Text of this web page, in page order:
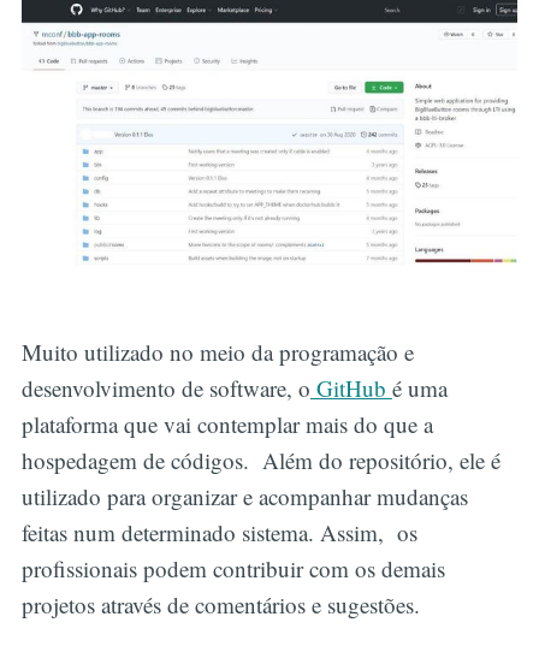
Muito utilizado no meio da programação e
desenvolvimento de software, o GitHub é uma
plataforma que vai contemplar mais do que a
hospedagem de códigos. Além do repositório, ele é
utilizado para organizar e acompanhar mudanças
feitas num determinado sistema. Assim, os
profissionais podem contribuir com os demais
projetos através de comentários e sugestões.